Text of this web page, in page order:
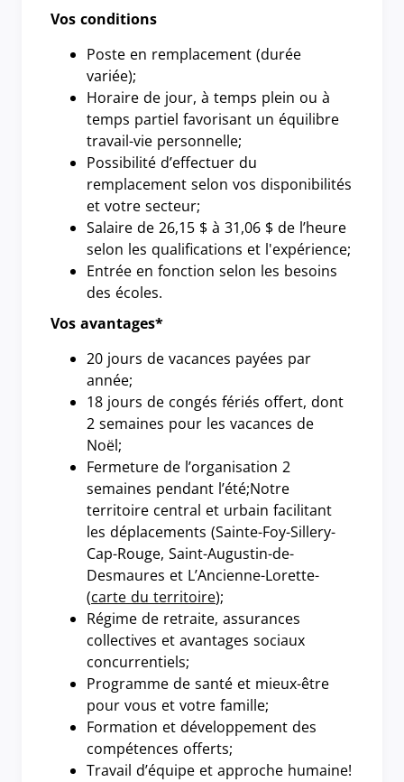
Vos conditions
Poste en remplacement (durée
variée);
Horaire de jour, à temps plein ou à
temps partiel favorisant un équilibre
travail-vie personnelle;
Possibilité d’effectuer du
remplacement selon vos disponibilités
et votre secteur;
Salaire de 26,15 $ à 31,06 $ de l’heure
selon les qualifications et l'expérience;
Entrée en fonction selon les besoins
des écoles.
Vos avantages*
20 jours de vacances payées par
année;
18 jours de congés fériés offert, dont
2 semaines pour les vacances de
Noël;
Fermeture de l’organisation 2
semaines pendant l’été;Notre
territoire central et urbain facilitant
les déplacements (Sainte-Foy-Sillery-
Cap-Rouge, Saint-Augustin-de-
Desmaures et L’Ancienne-Lorette-
(carte du territoire);
Régime de retraite, assurances
collectives et avantages sociaux
concurrentiels;
Programme de santé et mieux-être
pour vous et votre famille;
Formation et développement des
compétences offerts;
Travail d’équipe et approche humaine!